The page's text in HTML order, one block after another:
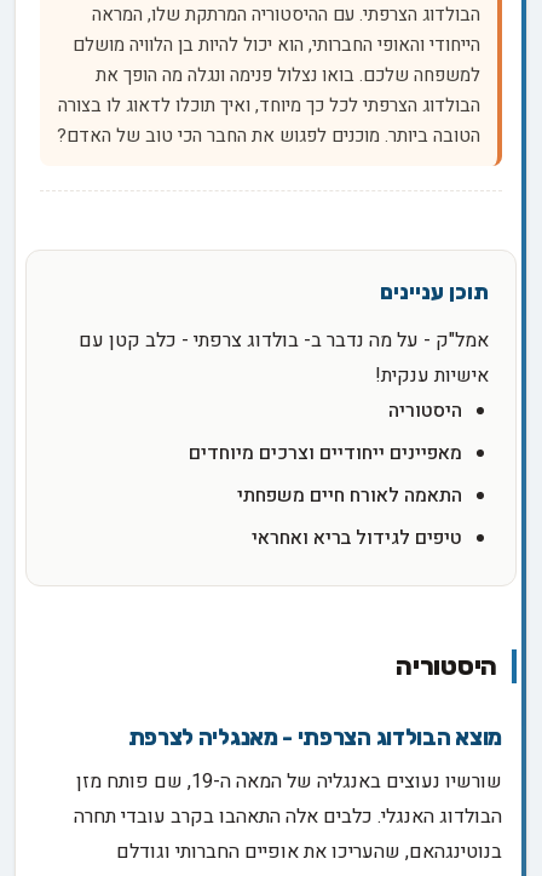
הבולדוג הצרפתי. עם ההיסטוריה המרתקת שלו, המראה
הייחודי והאופי החברותי, הוא יכול להיות בן הלוויה מושלם
למשפחה שלכם. בואו נצלול פנימה ונגלה מה הופך את
הבולדוג הצרפתי לכל כך מיוחד, ואיך תוכלו לדאוג לו בצורה
הטובה ביותר. מוכנים לפגוש את החבר הכי טוב של האדם?
אמל"ק - על מה נדבר ב- בולדוג צרפתי - כלב קטן עם
אישיות ענקית!
היסטוריה
מאפיינים ייחודיים וצרכים מיוחדים
התאמה לאורח חיים משפחתי
טיפים לגידול בריא ואחראי
היסטוריה
מוצא הבולדוג הצרפתי - מאנגליה לצרפת
שורשיו נעוצים באנגליה של המאה ה-19, שם פותח מזן
הבולדוג האנגלי. כלבים אלה התאהבו בקרב עובדי תחרה
בנוטינגהאם, שהעריכו את אופיים החברותי וגודלם